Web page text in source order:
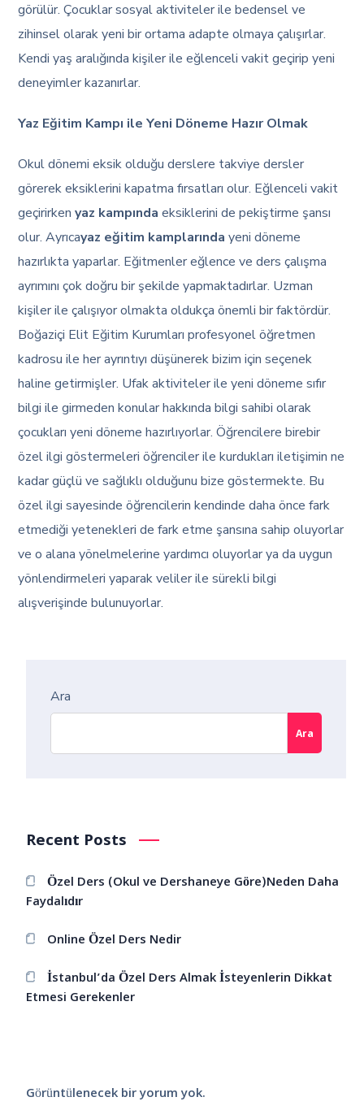
görülür. Çocuklar sosyal aktiviteler ile bedensel ve
zihinsel olarak yeni bir ortama adapte olmaya çalışırlar.
Kendi yaş aralığında kişiler ile eğlenceli vakit geçirip yeni
deneyimler kazanırlar.
Yaz Eğitim Kampı ile Yeni Döneme Hazır Olmak
Okul dönemi eksik olduğu derslere takviye dersler
görerek eksiklerini kapatma fırsatları olur. Eğlenceli vakit
geçirirken yaz kampında eksiklerini de pekiştirme şansı
olur. Ayrıcayaz eğitim kamplarında yeni döneme
hazırlıkta yaparlar. Eğitmenler eğlence ve ders çalışma
ayrımını çok doğru bir şekilde yapmaktadırlar. Uzman
kişiler ile çalışıyor olmakta oldukça önemli bir faktördür.
Boğaziçi Elit Eğitim Kurumları profesyonel öğretmen
kadrosu ile her ayrıntıyı düşünerek bizim için seçenek
haline getirmişler. Ufak aktiviteler ile yeni döneme sıfır
bilgi ile girmeden konular hakkında bilgi sahibi olarak
çocukları yeni döneme hazırlıyorlar. Öğrencilere birebir
özel ilgi göstermeleri öğrenciler ile kurdukları iletişimin ne
kadar güçlü ve sağlıklı olduğunu bize göstermekte. Bu
özel ilgi sayesinde öğrencilerin kendinde daha önce fark
etmediği yetenekleri de fark etme şansına sahip oluyorlar
ve o alana yönelmelerine yardımcı oluyorlar ya da uygun
yönlendirmeleri yaparak veliler ile sürekli bilgi
alışverişinde bulunuyorlar.
Ara
Ara
Recent Posts
Özel Ders (Okul ve Dershaneye Göre)Neden Daha
Faydalıdır
Online Özel Ders Nedir
İstanbul’da Özel Ders Almak İsteyenlerin Dikkat
Etmesi Gerekenler
Görüntülenecek bir yorum yok.